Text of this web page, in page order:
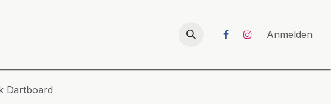
UNICORN-Launch 2026 Anmelden
Dartboard